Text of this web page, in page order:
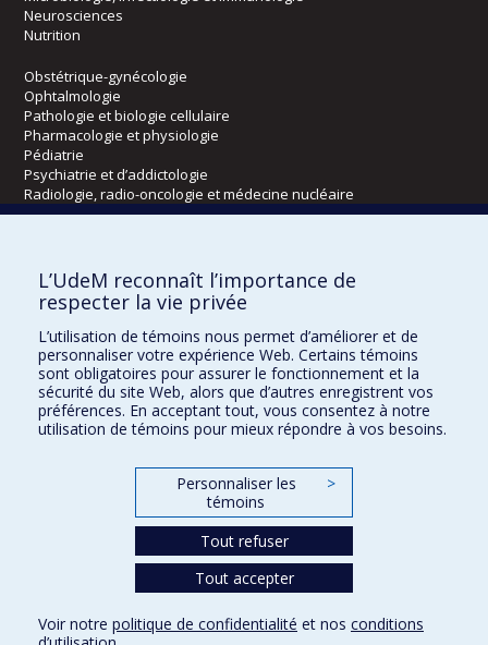
Neurosciences
Nutrition
Obstétrique-gynécologie
Ophtalmologie
Pathologie et biologie cellulaire
Pharmacologie et physiologie
Pédiatrie
Psychiatrie et d’addictologie
Radiologie, radio-oncologie et médecine nucléaire
Écoles
Kinésiologie et des sciences de l’activité physique
Orthophonie et audiologie
Réadaptation
Directions
DPC
CPASS
L’UdeM reconnaît l’importance de
respecter la vie privée
L’utilisation de témoins nous permet d’améliorer et de
personnaliser votre expérience Web. Certains témoins
sont obligatoires pour assurer le fonctionnement et la
sécurité du site Web, alors que d’autres enregistrent vos
préférences. En acceptant tout, vous consentez à notre
utilisation de témoins pour mieux répondre à vos besoins.
Personnaliser les
témoins
>
Tout refuser
Tout accepter
Voir notre politique de confidentialité et nos conditions